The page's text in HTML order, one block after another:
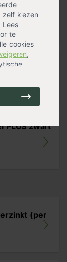
zelf kiezen
Lees
te
cookies
,
PLUS zwart
(per